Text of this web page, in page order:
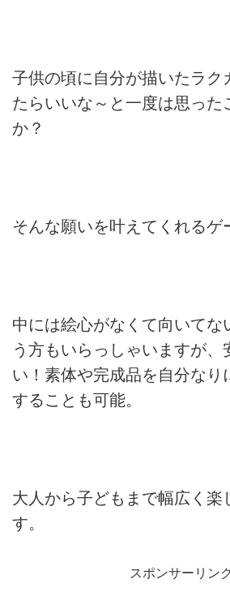
子供の頃に自分が描いたラク
たらいいな～と一度は思った
か？
そんな願いを叶えてくれるゲ
中には絵心がなくて向いてな
う方もいらっしゃいますが、
い！素体や完成品を自分なり
することも可能。
大人から子どもまで幅広く楽
す。
スポンサーリンク